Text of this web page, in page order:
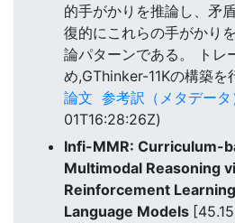
的手がかりを推論し、矛
復的にこれらの手がかり
論パターンである。 トレ
め,GThinker-11Kの構築を
論文 参考訳（メタデータ
01T16:28:26Z)
Infi-MMR: Curriculum-
Multimodal Reasoning
Reinforcement
Language Models